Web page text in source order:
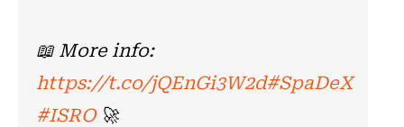
📖 More info:
https://t.co/jQEnGi3W2d#SpaDeX
#ISRO🚀